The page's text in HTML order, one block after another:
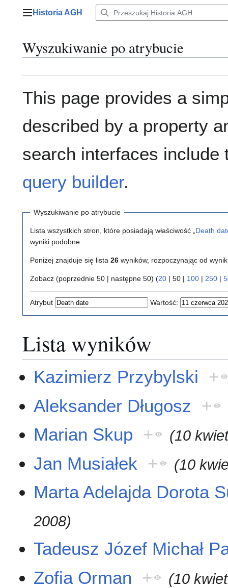
Menu główne
Historia AGH
Wyszukiwanie po atrybucie
This page provides a
described by a property
search interfaces include
query builder.
Wyszukiwanie po atrybucie
Lista wszystkich stron, które posiadają właściwość „ Death
wyniki podobne.
Poniżej znajduje się lista 26 wyników, rozpoczynając od
Zobacz (poprzednie 50 | następne 50) (20 | 50 | 100 | 250 |
Atrybut Wartość:
Lista wyników
Kazimierz Przybylski
+
Aleksander Długosz
+
Marian Skup + (10
Jan Musiałek + (10
Marta Adelajda Dorota
2008)
Tadeusz Józef Michał
Zofia Orman + (10